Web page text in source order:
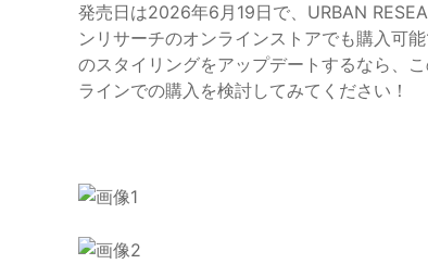
発売日は2026年6月19日で、URBAN
ンリサーチのオンラインストアでも購入可
のスタイリングをアップデートするなら、
ラインでの購入を検討してみてください！